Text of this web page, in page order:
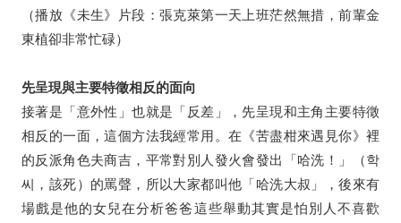
（播放《未生》片段：張克萊第一天上班茫然無措，前輩金
東植卻非常忙碌）
先呈現與主要特徵相反的⾯向
接著是「意外性」也就是「反差」，先呈現和主角主要特徵
相反的一面，這個方法我經常用。在《苦盡柑來遇見你》裡
的反派角色夫商吉，平常對別人發火會發出「哈洗！」（학
씨
，該死）的罵聲，所以大家都叫他「哈洗大叔」，後來有
場戲是他的女兒在分析爸爸這些舉動其實是怕別人不喜歡